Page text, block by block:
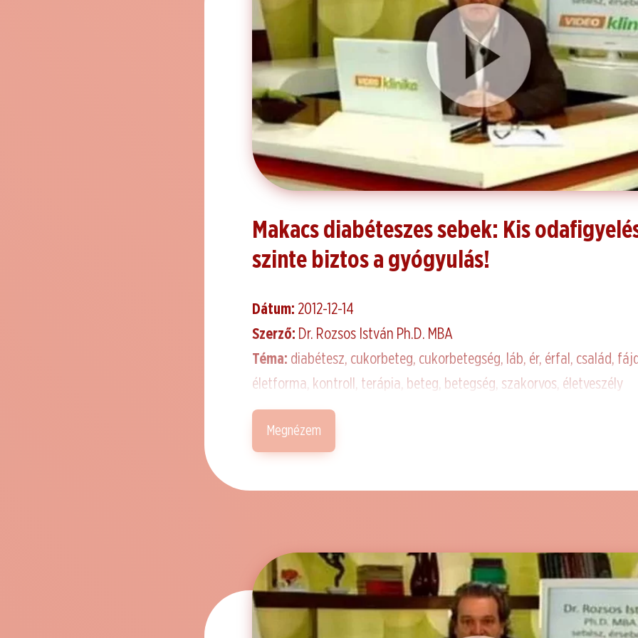
Makacs diabéteszes sebek: Kis
szinte biztos a gyógyulás!
Dátum: 2012-12-14
Szerző: Dr. Rozsos István Ph.D. MBA
Téma: diabétesz, cukorbeteg, cukorbetegség, láb, ér, érfal, család,
életforma, kontroll, terápia, beteg, betegség, szakorvos, életveszély
Megnézem